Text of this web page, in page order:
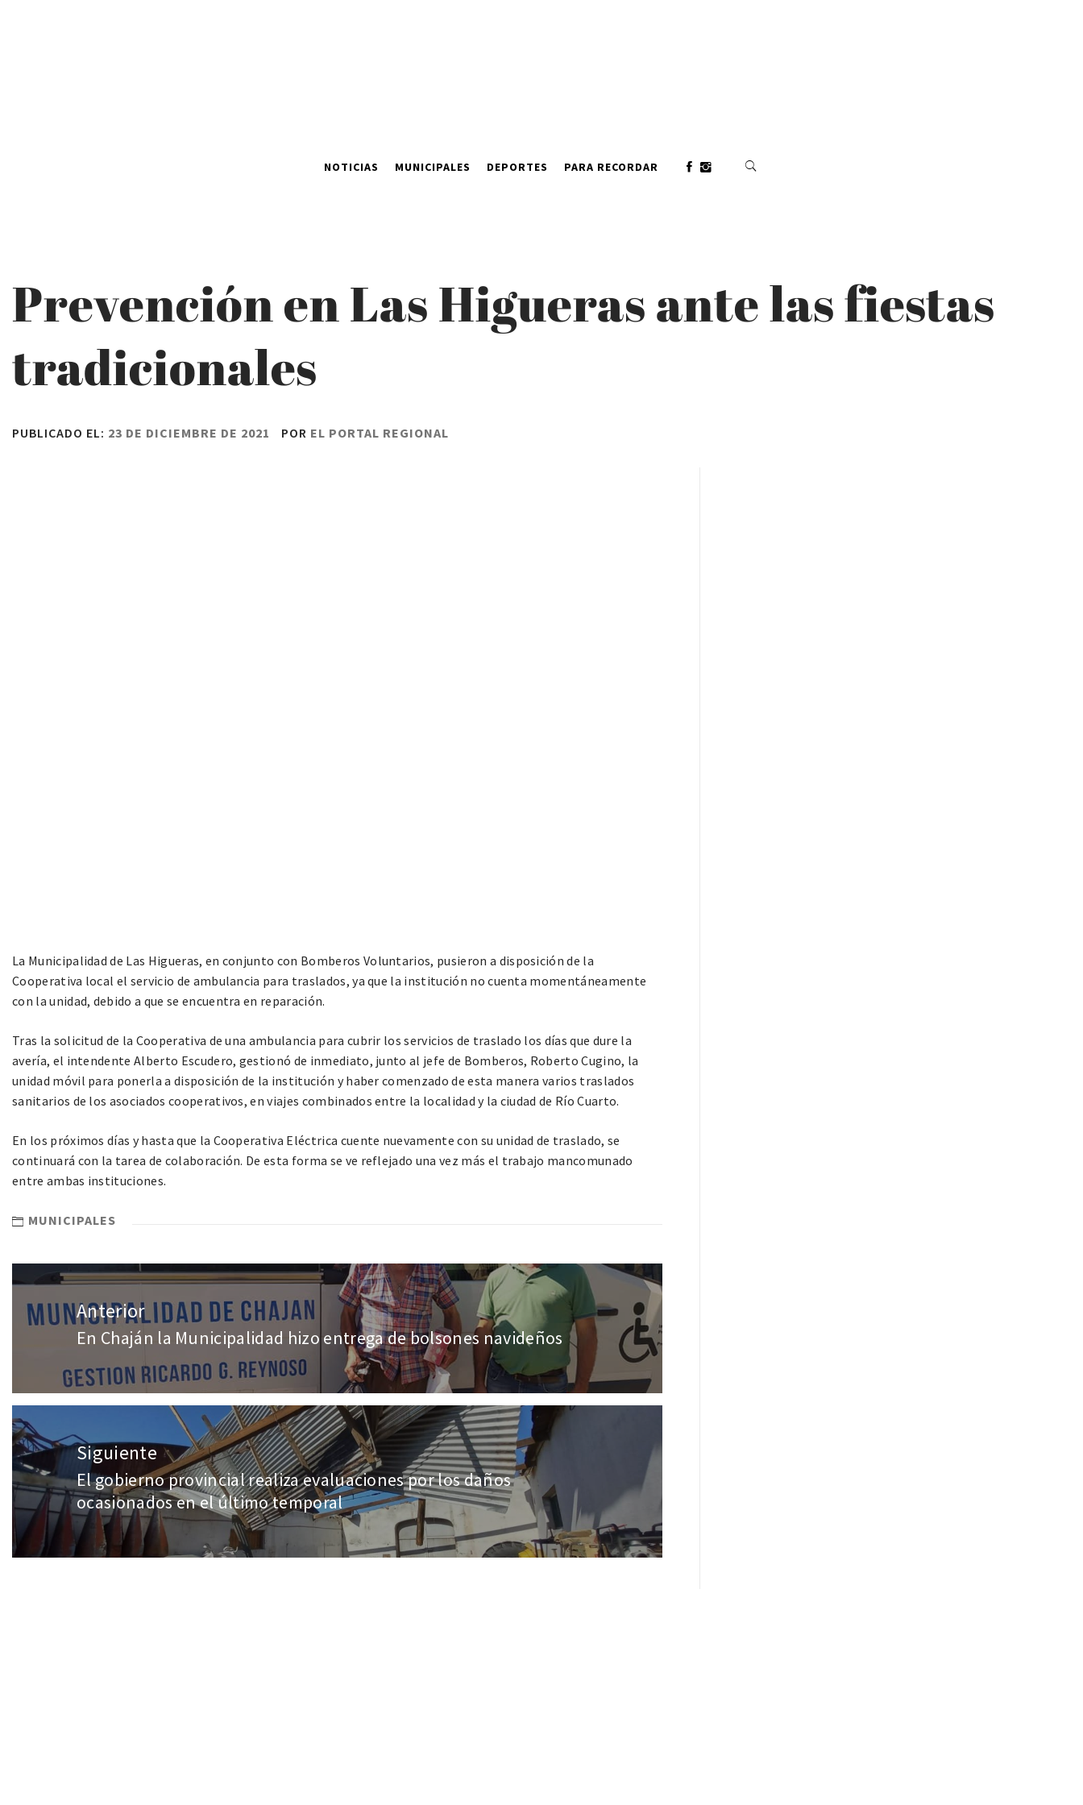
NOTICIAS MUNICIPALES DEPORTES PARA RECORDAR
Prevención en Las Higueras ante las fiestas
tradicionales
PUBLICADO EL: 23 DE DICIEMBRE DE 2021 POR EL PORTAL REGIONAL
La Municipalidad de Las Higueras, en conjunto con Bomberos Voluntarios, pusieron a disposición de la
Cooperativa local el servicio de ambulancia para traslados, ya que la institución no cuenta momentáneamente
con la unidad, debido a que se encuentra en reparación.
Tras la solicitud de la Cooperativa de una ambulancia para cubrir los servicios de traslado los días que dure la
avería, el intendente Alberto Escudero, gestionó de inmediato, junto al jefe de Bomberos, Roberto Cugino, la
unidad móvil para ponerla a disposición de la institución y haber comenzado de esta manera varios traslados
sanitarios de los asociados cooperativos, en viajes combinados entre la localidad y la ciudad de Río Cuarto.
En los próximos días y hasta que la Cooperativa Eléctrica cuente nuevamente con su unidad de traslado, se
continuará con la tarea de colaboración. De esta forma se ve reflejado una vez más el trabajo mancomunado
entre ambas instituciones.
MUNICIPALES
Anterior
En Chaján la Municipalidad hizo entrega de bolsones navideños
Siguiente
El gobierno provincial realiza evaluaciones por los daños
ocasionados en el último temporal